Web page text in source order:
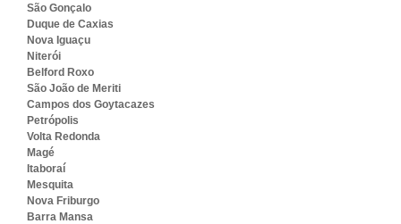
São Gonçalo
Duque de Caxias
Nova Iguaçu
Niterói
Belford Roxo
São João de Meriti
Campos dos Goytacazes
Petrópolis
Volta Redonda
Magé
Itaboraí
Mesquita
Nova Friburgo
Barra Mansa